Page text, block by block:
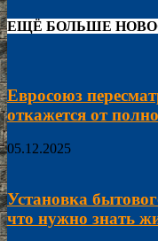
ЕЩЁ БОЛЬШЕ
Евросоюз
откажется от
05.12.2025
Установка
что нужно знать